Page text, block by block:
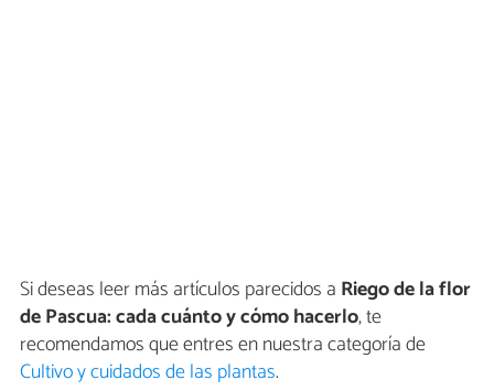
Si deseas leer más artículos parecidos a Riego de la flor
de Pascua: cada cuánto y cómo hacerlo, te
recomendamos que entres en nuestra categoría de
Cultivo y cuidados de las plantas.